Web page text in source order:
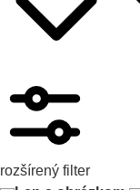
rozšírený filter